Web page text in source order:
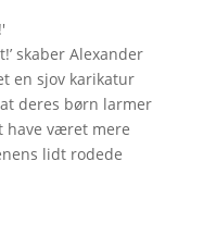
'
skaber Alexander
en sjov karikatur
deres børn larmer
have været mere
lidt rodede